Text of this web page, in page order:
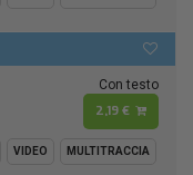
Con testo
2,19 €
VIDEO MULTITRACCIA